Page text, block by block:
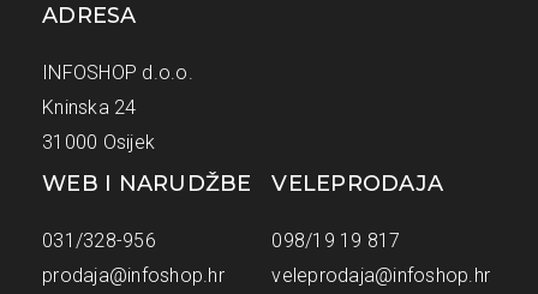
ADRESA
INFOSHOP d.o.o.
Kninska 24
31000 Osijek
WEB I NARUDŽBE
031/328-956
prodaja@infoshop.hr
VELEPRODAJA
098/19 19 817
veleprodaja@infoshop.hr